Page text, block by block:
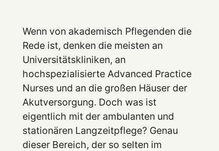
Wenn von akademisch Pflegenden die
Rede ist, denken die meisten an
Universitätskliniken, an
hochspezialisierte Advanced Practice
Nurses und an die großen Häuser der
Akutversorgung. Doch was ist
eigentlich mit der ambulanten und
stationären Langzeitpflege? Genau
dieser Bereich, der so selten im